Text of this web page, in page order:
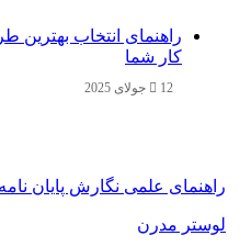
راهنمای انتخاب بهترین
کار شما
12 جولای 2025
راهنمای علمی نگارش پایان نامه
لوستر مدرن